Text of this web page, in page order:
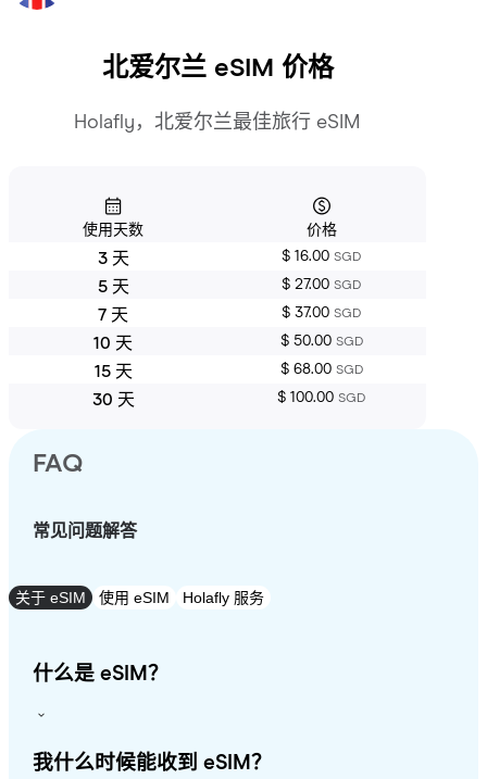
北爱尔兰eSIM 价格
Holafly，北爱尔兰最佳旅行 eSIM
使用天数 价格
3 天 $ 16.00 SGD
5 天 $ 27.00 SGD
7 天 $ 37.00 SGD
10 天 $ 50.00 SGD
15 天 $ 68.00 SGD
30 天 $ 100.00 SGD
FAQ
常见问题解答
关于 eSIM 使用 eSIM Holafly 服务
什么是 eSIM？
我什么时候能收到 eSIM？